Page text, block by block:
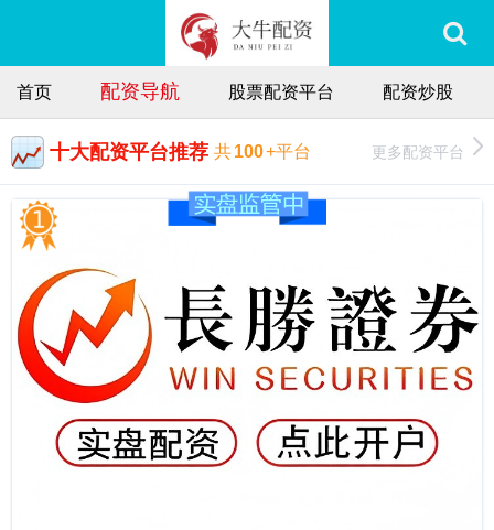
首页 配资导航 股票配资平台 配资炒股
十大配资平台推荐 共100+平台 更多配资平台